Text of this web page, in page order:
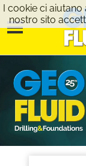
I cookie ci
nostro sito